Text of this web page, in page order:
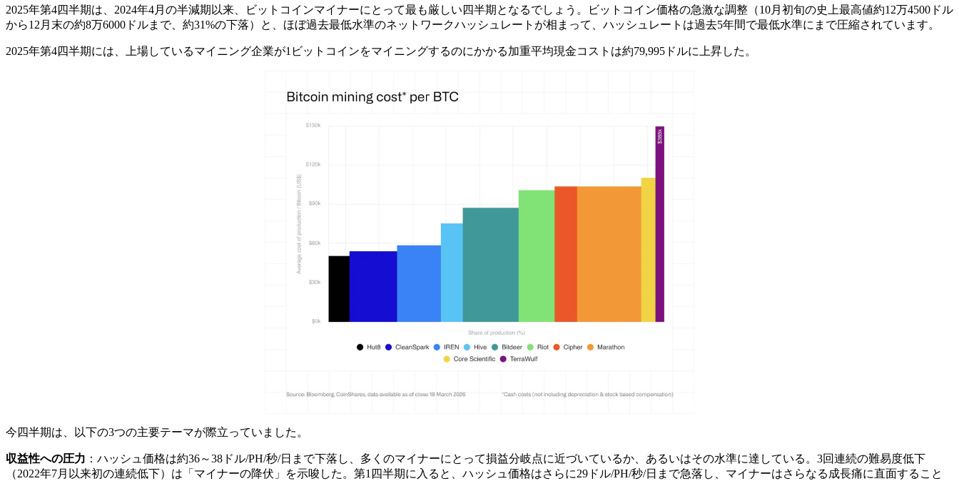
2025年第4四半期は、2024年4月の半減期以来、ビットコインマイナーにとって最も厳しい四半期となるでしょう。ビットコイン価格の急激な調整（10月初旬の史上最高値約12万4500ドル
から12月末の約8万6000ドルまで、約31%の下落）と、ほぼ過去最低水準のネットワークハッシュレートが相まって、ハッシュレートは過去5年間で最低水準にまで圧縮されています。
2025年第4四半期には、上場しているマイニング企業が1ビットコインをマイニングするのにかかる加重平均現金コストは約79,995ドルに上昇した。
今四半期は、以下の3つの主要テーマが際立っていました。
収益性への圧力 ：ハッシュ価格は約36～38ドル/PH/秒/日まで下落し、多くのマイナーにとって損益分岐点に近づいているか、あるいはその水準に達している。3回連続の難易度低下
（2022年7月以来初の連続低下）は「マイナーの降伏」を示唆した。第1四半期に入ると、ハッシュ価格はさらに29ドル/PH/秒/日まで急落し、マイナーはさらなる成長痛に直面すること